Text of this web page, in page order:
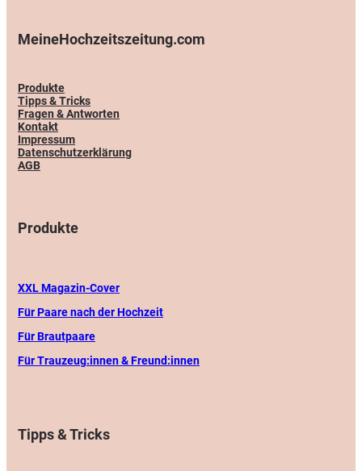
MeineHochzeitszeitung.com
Produkte
Tipps & Tricks
Fragen & Antworten
Kontakt
Impressum
Datenschutzerklärung
AGB
Produkte
XXL Magazin-Cover
Für Paare nach der Hochzeit
Für Brautpaare
Für Trauzeug:innen & Freund:innen
Tipps & Tricks